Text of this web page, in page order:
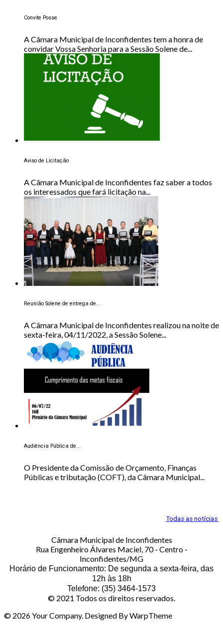
Convite Posse
A Câmara Municipal de Inconfidentes tem a honra de
convidar Vossa Senhoria para a Sessão Solene de...
Aviso de Licitação
A Câmara Municipal de Inconfidentes faz saber a todos
os interessados que fará licitação na...
Reunião Solene de entrega de...
A Câmara Municipal de Inconfidentes realizou na noite de
sexta-feira, 04/11/2022, a Sessão Solene...
Audiência Pública de...
O Presidente da Comissão de Orçamento, Finanças
Públicas e tributação (COFT), da Câmara Municipal...
Todas as notícias
Câmara Municipal de Inconfidentes
Rua Engenheiro Álvares Maciel, 70 - Centro -
Inconfidentes/MG
Horário de Funcionamento: De segunda a sexta-feira, das
12h às 18h
Telefone: (35) 3464-1573
© 2021 Todos os direitos reservados.
© 2026 Your Company. Designed By WarpTheme